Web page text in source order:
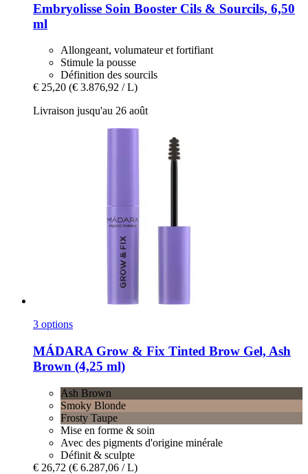
Embryolisse Soin Booster Cils & Sourcils, 6,50
ml
Allongeant, volumateur et fortifiant
Stimule la pousse
Définition des sourcils
€ 25,20 (€ 3.876,92 / L)
Livraison jusqu'au 26 août
3 options
MÁDARA Grow & Fix Tinted Brow Gel, Ash
Brown (4,25 ml)
Ash Brown
Smoky Blonde
Frosty Taupe
Mise en forme & soin
Avec des pigments d'origine minérale
Définit & sculpte
€ 26,72 (€ 6.287,06 / L)